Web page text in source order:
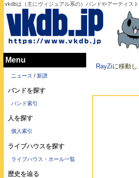
vkdbは（主にヴィジュアル系の）バンドやアーティス
RayZiに移動し
Menu
ニュース / 新譜
バンドを探す
バンド索引
人を探す
個人索引
ライブハウスを探す
ライブハウス・ホール一覧
歴史を辿る